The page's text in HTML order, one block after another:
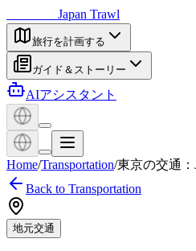
Japan Trawl
旅行を計画する
ガイド＆ストーリー
AIアシスタント
Home/Transportation/東京の交通
Back to Transportation
地元交通